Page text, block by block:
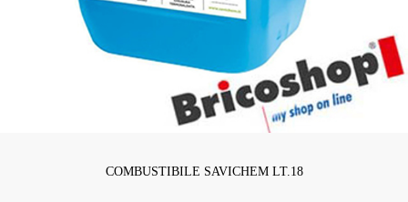
COMBUSTIBILE SAVICHEM LT.18